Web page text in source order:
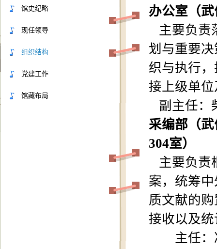
馆史纪略
现任领导
组织结构
党建工作
馆藏布局
办公室（
主要负责
划与重要
织与执行，
接上级单
副主任：
采编部（
304室）
主要负责
案，统筹
质文献的
接收以及
主任